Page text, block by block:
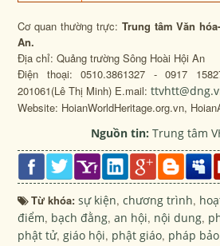
Cơ quan thường trực: Trung tâm Văn
An.
Địa chỉ: Quảng trường Sông Hoài Hội An
Điện thoại: 0510.3861327 - 0917
201061(Lê Thị Minh) E.mail:
Website: HoianWorldHeritage.org.vn,
Nguồn tin: Trung tâm
Từ khóa:sự kiện,chương trình,
điểm, bạch đằng,an hội, nội dung,
phật tử, giáo hội, phật giáo, pháp bảo